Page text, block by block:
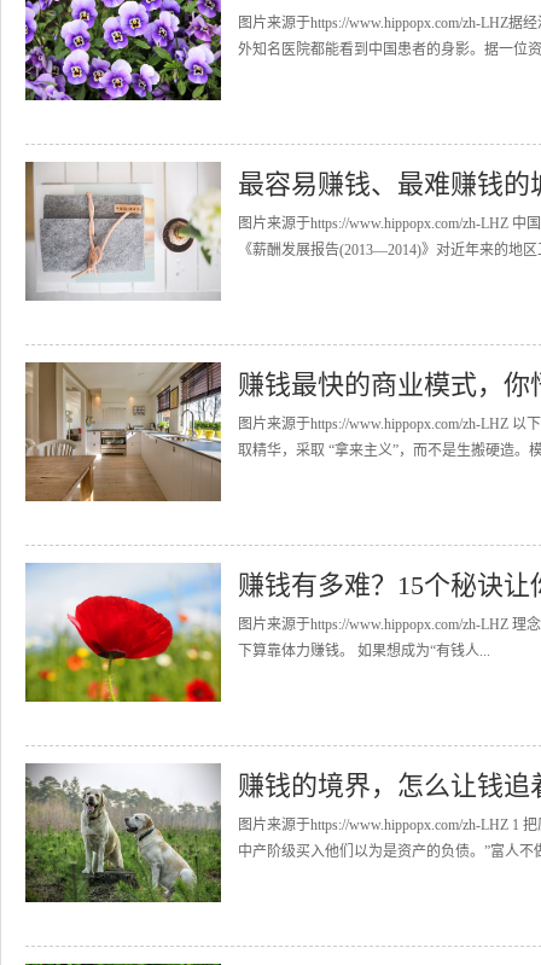
图片来源于https://www.hippopx.com/zh-LHZ
外知名医院都能看到中国患者的身影。据一位
最容易赚钱、最难赚钱的
图片来源于https://www.hippopx.com/zh-LHZ
《薪酬发展报告(2013—2014)》对近年来的地区
赚钱最快的商业模式，你
图片来源于https://www.hippopx.com/zh-LHZ
取精华，采取 “拿来主义”，而不是生搬硬造。
赚钱有多难？15个秘诀
图片来源于https://www.hippopx.com/zh-LHZ
下算靠体力赚钱。 如果想成为“有钱人...
赚钱的境界，怎么让钱追
图片来源于https://www.hippopx.com/zh-LHZ 1
中产阶级买入他们以为是资产的负债。”富人不